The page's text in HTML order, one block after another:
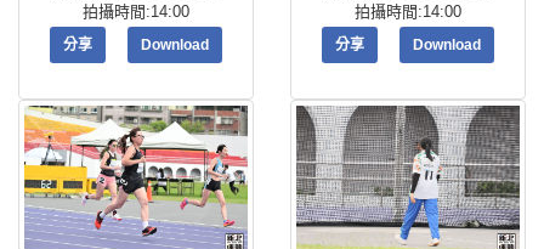
拍攝時間:14:00
分享 Download
拍攝時間:14:00
分享 Download